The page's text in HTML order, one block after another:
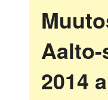
2014